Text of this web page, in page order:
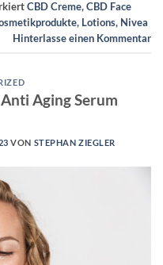
CBD Creme,CBD Face
, Lotions, Nivea
Hinterlasse einen Kommentar
Aging Serum
VON STEPHAN ZIEGLER